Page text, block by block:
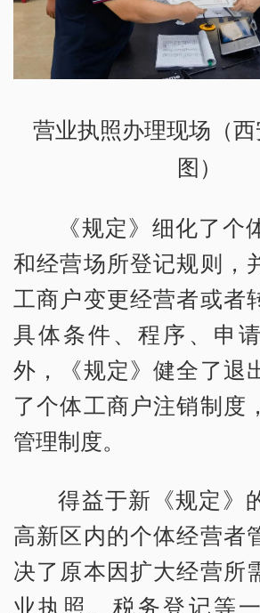
营业执照办理现场（
图）
《规定》细化了个
和经营场所登记规则，
工商户变更经营者或者
具体条件、程序、申
外，《规定》健全了退
了个体工商户注销制度
管理制度。
得益于新《规定》
高新区内的个体经营者
决了原本因扩大经营所
业执照、税务登记等